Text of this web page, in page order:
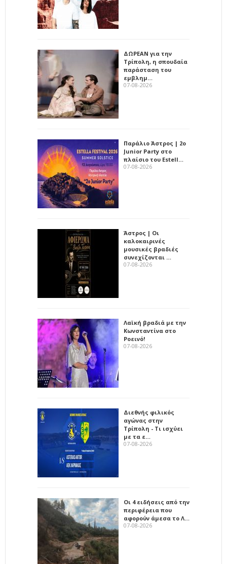
ΔΩΡΕΑΝ για την
Τρίπολη, η σπουδαία
παράσταση του
εμβλημ…
07-08-2026
Παράλιο Άστρος | 2ο
Junior Party στο
πλαίσιο του Estell…
07-08-2026
Άστρος | Οι
καλοκαιρινές
μουσικές βραδιές
συνεχίζονται …
07-08-2026
Λαϊκή βραδιά με την
Κωνσταντίνα στο
Ροεινό!
07-08-2026
Διεθνής φιλικός
αγώνας στην
Τρίπολη - Τι ισχύει
με τα ε…
07-08-2026
Οι 4 ειδήσεις από την
περιφέρεια που
αφορούν άμεσα το Λ…
07-08-2026